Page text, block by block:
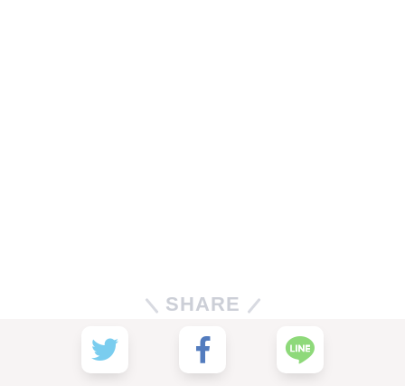
SHARE